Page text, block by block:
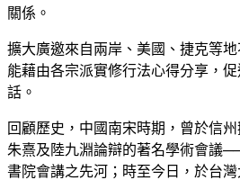
關係。
擴大廣邀來自兩岸、美國、捷克等
能藉由各宗派實修行法心得分享，
話。
回顧歷史，中國南宋時期，曾於信
朱熹及陸九淵論辯的著名學術會議
書院會講之先河；時至今日，於台